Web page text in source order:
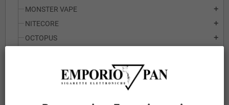
MONSTER VAPE add
NITECORE add
OCTOPUS add
PANASONIC